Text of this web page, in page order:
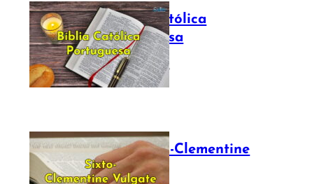
Bíblia Católica
Portuguesa
July 16, 2025
The Sixto-Clementine
Vulgate